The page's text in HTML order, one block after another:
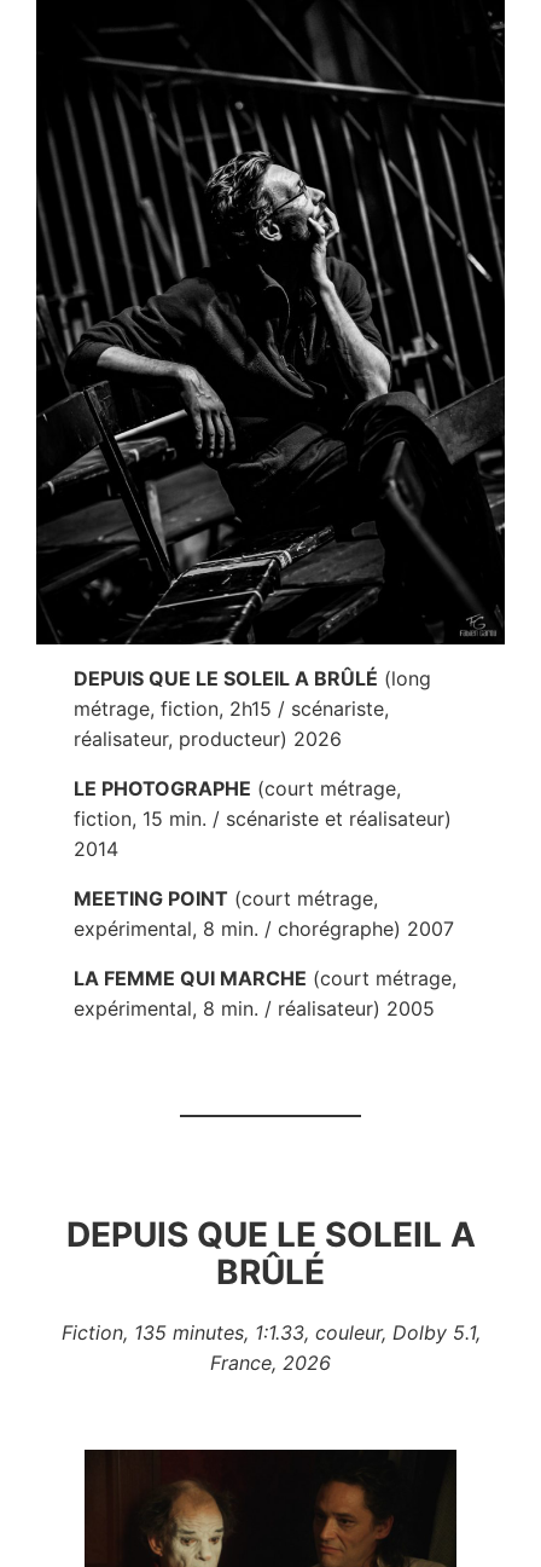
DEPUIS QUE LE SOLEIL A BRÛLÉ (long
métrage, fiction, 2h15 / scénariste,
réalisateur, producteur) 2026
LE PHOTOGRAPHE (court métrage,
fiction, 15 min. / scénariste et réalisateur)
2014
MEETING POINT (court métrage,
expérimental, 8 min. / chorégraphe) 2007
LA FEMME QUI MARCHE (court métrage,
expérimental, 8 min. / réalisateur) 2005
DEPUIS QUE LE SOLEIL A
BRÛLÉ
Fiction, 135 minutes, 1:1.33, couleur, Dolby 5.1,
France, 2026